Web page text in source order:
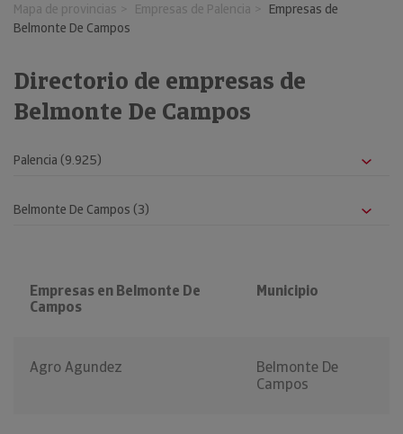
Mapa de provincias Empresas de Palencia
Empresas de
Belmonte De Campos
Directorio de empresas de
Belmonte De Campos
Empresas en Belmonte De
Campos
Municipio
Agro Agundez
Belmonte De
Campos